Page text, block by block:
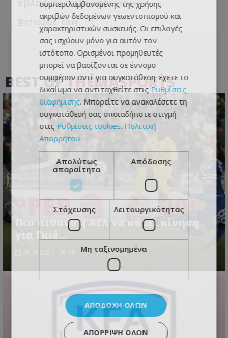
07.08.2026 - 09:14
BEST OFTHEMASPORTS
Πιο πιθανό η ΑΕΛ να κάμει κίνηση
για Γκιέ…
συμπεριλαμβανομένης της χρήσης
ακριβών δεδομένων γεωεντοπισμού και
χαρακτηριστικών συσκευής. Οι επιλογές
σας ισχύουν μόνο για αυτόν τον
ιστότοπο. Ορισμένοι προμηθευτές
μπορεί να βασίζονται σε έννομο
συμφέρον αντί για συγκατάθεση· έχετε το
δικαίωμα να αντιταχθείτε στις Ρυθμίσεις
διαφήμισης. Μπορείτε να ανακαλέσετε τη
συγκατάθεσή σας οποιαδήποτε στιγμή
στις Ρυθμίσεις cookies. Πολιτική
Απορρήτου
Απολύτως
απαραίτητα
Απόδοσης
Στόχευσης Λειτουργικότητας
Μη ταξινομημένα
ΑΠΟΔΟΧΉ ΌΛΩΝ
ΑΠΌΡΡΙΨΗ ΌΛΩΝ